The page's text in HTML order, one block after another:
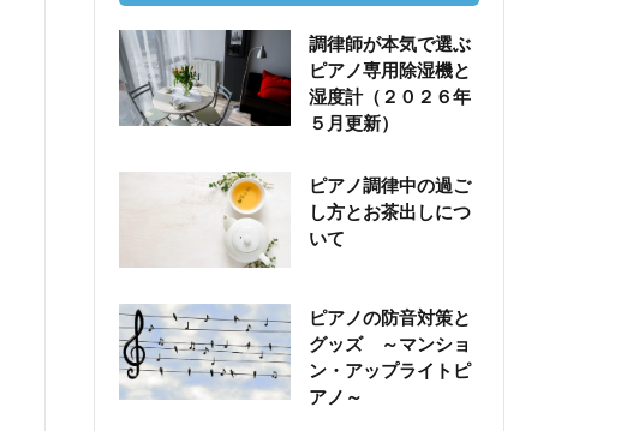
調律師が本気で選ぶ
ピアノ専用除湿機と
湿度計（２０２６年
５月更新）
ピアノ調律中の過ご
し方とお茶出しにつ
いて
ピアノの防音対策と
グッズ ～マンショ
ン・アップライトピ
アノ～